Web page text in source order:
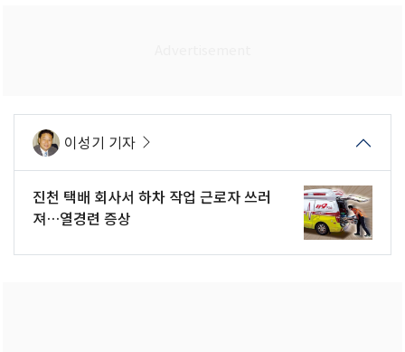
이성기 기자
진천 택배 회사서 하차 작업 근로자 쓰러
져…열경련 증상